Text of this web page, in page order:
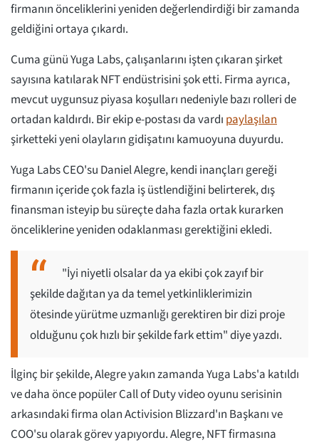
firmanın önceliklerini yeniden değerlendirdiği bir zamanda
geldiğini ortaya çıkardı.
Cuma günü Yuga Labs, çalışanlarını işten çıkaran şirket
sayısına katılarak NFT endüstrisini şok etti. Firma ayrıca,
mevcut uygunsuz piyasa koşulları nedeniyle bazı rolleri de
ortadan kaldırdı. Bir ekip e-postası da vardı paylaşılan
şirketteki yeni olayların gidişatını kamuoyuna duyurdu.
Yuga Labs CEO'su Daniel Alegre, kendi inançları gereği
firmanın içeride çok fazla iş üstlendiğini belirterek, dış
finansman isteyip bu süreçte daha fazla ortak kurarken
önceliklerine yeniden odaklanması gerektiğini ekledi.
"İyi niyetli olsalar da ya ekibi çok zayıf bir
şekilde dağıtan ya da temel yetkinliklerimizin
ötesinde yürütme uzmanlığı gerektiren bir dizi proje
olduğunu çok hızlı bir şekilde fark ettim" diye yazdı.
İlginç bir şekilde, Alegre yakın zamanda Yuga Labs'a katıldı
ve daha önce popüler Call of Duty video oyunu serisinin
arkasındaki firma olan Activision Blizzard'ın Başkanı ve
COO'su olarak görev yapıyordu. Alegre, NFT firmasına